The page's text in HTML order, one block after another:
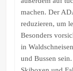
machen. Der
reduzieren, um
Besonders
in
und Bussen